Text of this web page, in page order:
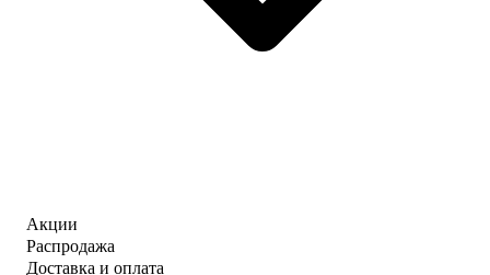
Акции
Распродажа
Доставка и оплата